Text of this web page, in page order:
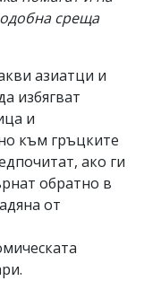
среща
азиатци и
избягват
и
към гръцките
ако ги
обратно в
от